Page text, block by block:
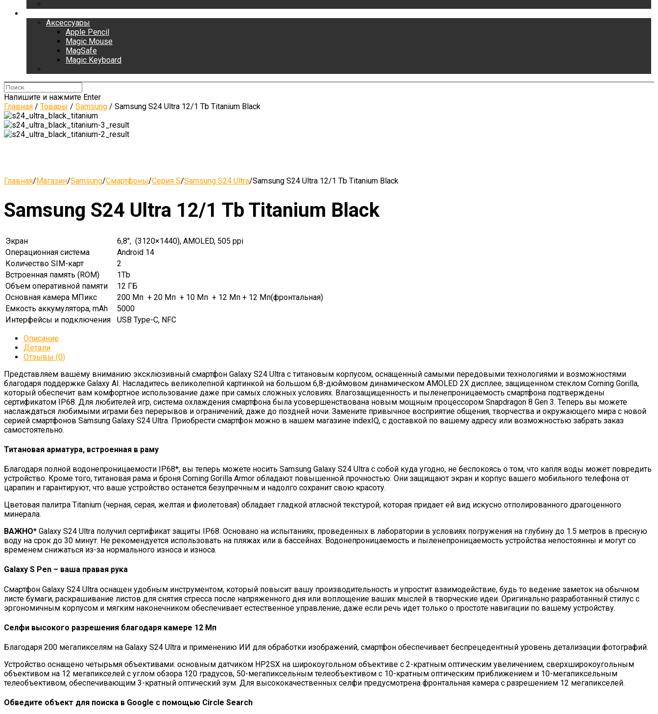
Аксессуары
Apple Pencil
Magic Mouse
MagSafe
Magic Keyboard
Напишите и нажмите Enter
Главная / Товары / Samsung / Samsung S24 Ultra 12/1 Tb Titanium Black
Главная/Магазин/Samsung/Смартфоны/Серия S/Samsung S24 Ultra/Samsung S24 Ultra 12/1 Tb Titanium Black
Samsung S24 Ultra 12/1 Tb Titanium Black
Экран
6,8″, (3120×1440), AMOLED, 505 ppi
Операционная система
Android 14
Количество SIM-карт
2
Встроенная память (ROM)
1Tb
Объем оперативной памяти
12 ГБ
Основная камера МПикс
200 Мп + 20 Мп + 10 Мп + 12 Мп + 12 Мп(фронтальная)
Емкость аккумулятора, mAh
5000
Интерфейсы и подключения
USB Type-C, NFC
Описание
Детали
Отзывы (0)
Представляем вашему вниманию эксклюзивный смартфон Galaxy S24 Ultra с титановым корпусом, оснащенный самыми передовыми технологиями и возможностями
благодаря поддержке Galaxy AI. Насладитесь великолепной картинкой на большом 6,8-дюймовом динамическом AMOLED 2X дисплее, защищенном стеклом Corning Gorilla,
который обеспечит вам комфортное использование даже при самых сложных условиях. Влагозащищенность и пыленепроницаемость смартфона подтверждены
сертификатом IP68. Для любителей игр, система охлаждения смартфона была усовершенствована новым мощным процессором Snapdragon 8 Gen 3. Теперь вы можете
наслаждаться любимыми играми без перерывов и ограничений, даже до поздней ночи. Замените привычное восприятие общения, творчества и окружающего мира с новой
серией смартфонов Samsung Galaxy S24 Ultra. Приобрести смартфон можно в нашем магазине indexIQ, с доставкой по вашему адресу или возможностью забрать заказ
самостоятельно.
Титановая арматура, встроенная в раму
Благодаря полной водонепроницаемости IP68*, вы теперь можете носить Samsung Galaxy S24 Ultra с собой куда угодно, не беспокоясь о том, что капля воды может повредить
устройство. Кроме того, титановая рама и броня Corning Gorilla Armor обладают повышенной прочностью. Они защищают экран и корпус вашего мобильного телефона от
царапин и гарантируют, что ваше устройство останется безупречным и надолго сохранит свою красоту.
Цветовая палитра Titanium (черная, серая, желтая и фиолетовая) обладает гладкой атласной текстурой, которая придает ей вид искусно отполированного драгоценного
минерала.
ВАЖНО* Galaxy S24 Ultra получил сертификат защиты IP68. Основано на испытаниях, проведенных в лаборатории в условиях погружения на глубину до 1.5 метров в пресную
воду на срок до 30 минут. Не рекомендуется использовать на пляжах или в бассейнах. Водонепроницаемость и пыленепроницаемость устройства непостоянны и могут со
временем снижаться из-за нормального износа и износа.
Galaxy S Pen – ваша правая рука
Смартфон Galaxy S24 Ultra оснащен удобным инструментом, который повысит вашу производительность и упростит взаимодействие, будь то ведение заметок на обычном
листе бумаги, раскрашивание листов для снятия стресса после напряженного дня или воплощение ваших мыслей в творческие идеи. Оригинально разработанный стилус с
эргономичным корпусом и мягким наконечником обеспечивает естественное управление, даже если речь идет только о простоте навигации по вашему устройству.
Селфи высокого разрешения благодаря камере 12 Мп
Благодаря 200 мегапикселям на Galaxy S24 Ultra и применению ИИ для обработки изображений, смартфон обеспечивает беспрецедентный уровень детализации фотографий.
Устройство оснащено четырьмя объективами: основным датчиком HP2SX на широкоугольном объективе с 2-кратным оптическим увеличением, сверхширокоугольным
объективом на 12 мегапикселей с углом обзора 120 градусов, 50-мегапиксельным телеобъективом с 10-кратным оптическим приближением и 10-мегапиксельным
телеобъективом, обеспечивающим 3-кратный оптический зум. Для высококачественных селфи предусмотрена фронтальная камера с разрешением 12 мегапикселей.
Обведите объект для поиска в Google с помощью Circle Search